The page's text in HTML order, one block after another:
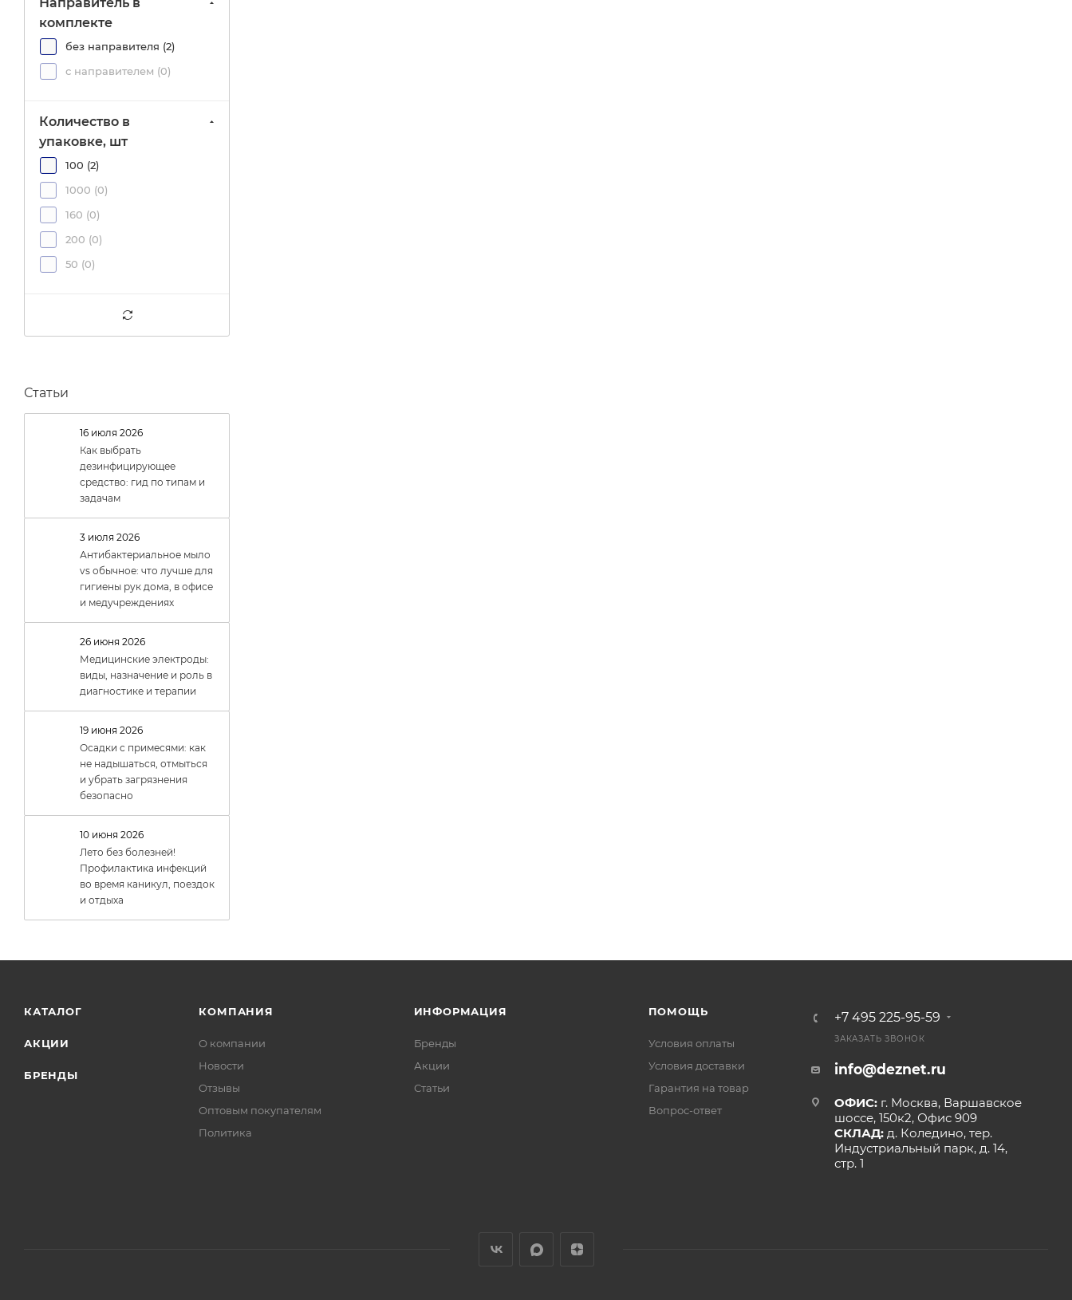
5 (0)
50 ( 0)
60 (0)
8 (2)
90 (0)
комплекте
без направителя (2)
с направителем (0)
Количество в
упаковке, шт
100 (2)
1000 (0)
160 (0)
200 (0)
50 (0)
Статьи
16 июля 2026
Как выбрать
дезинфицирующее
средство: гид по типам и
задачам
3 июля 2026
Антибактериальное мыло
vs обычное: что лучше для
гигиены рук дома, в офисе
и медучреждениях
26 июня 2026
Медицинские электроды:
виды, назначение и роль в
диагностике и терапии
19 июня 2026
Осадки с примесями: как
не надышаться, отмыться
и убрать загрязнения
безопасно
10 июня 2026
Лето без болезней!
Профилактика инфекций
во время каникул, поездок
и отдыха
КАТАЛОГ
АКЦИИ
БРЕНДЫ
КОМПАНИЯ
О компании
Новости
Отзывы
Оптовым покупателям
Политика
ИНФОРМАЦИЯ
Бренды
Акции
Статьи
ПОМОЩЬ
Условия оплаты
Условия доставки
Гарантия на товар
Вопрос-ответ
+7 495 225-95-59
ЗАКАЗАТЬ ЗВОНОК
info@deznet.ru
ОФИС: г. Москва, Варшавское
шоссе, 150к2, Офис 909
СКЛАД: д. Коледино, тер.
Индустриальный парк, д. 14,
стр. 1